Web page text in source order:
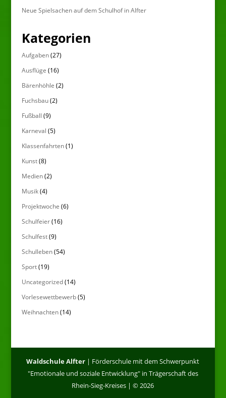
Neue Spielsachen auf dem Schulhof in Alfter
Kategorien
Aufgaben(27)
Ausflüge (16)
Bärenhöhle (2)
Fuchsbau(2)
Fußball (9)
Karneval (5)
Klassenfahrten(1)
Kunst(8)
Medien(2)
Musik(4)
Projektwoche (6)
Schulfeier(16)
Schulfest(9)
Schulleben(54)
Sport(19)
Uncategorized(14)
Vorlesewettbewerb(5)
Weihnachten(14)
Waldschule Alfter | Förderschule mit dem Schwerpunkt
"Emotionale und soziale Entwicklung" in Trägerschaft des
Rhein-Sieg-Kreises | © 2026